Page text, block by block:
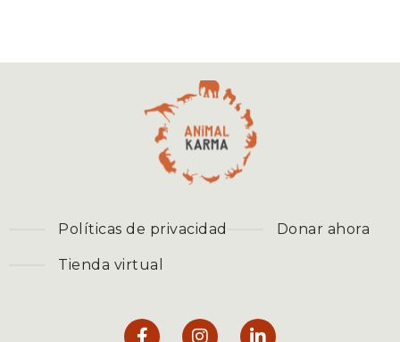
Políticas de privacidad Donar ahora
Tienda virtual